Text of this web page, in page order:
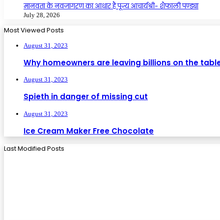
मानवता के नवजागरण का आधार हैं पूज्य आचार्यश्री- शैफाली पण्ड्या
July 28, 2026
Most Viewed Posts
August 31, 2023
Why homeowners are leaving billions on the
August 31, 2023
Spieth in danger of missing cut
August 31, 2023
Ice Cream Maker Free Chocolate
Last Modified Posts